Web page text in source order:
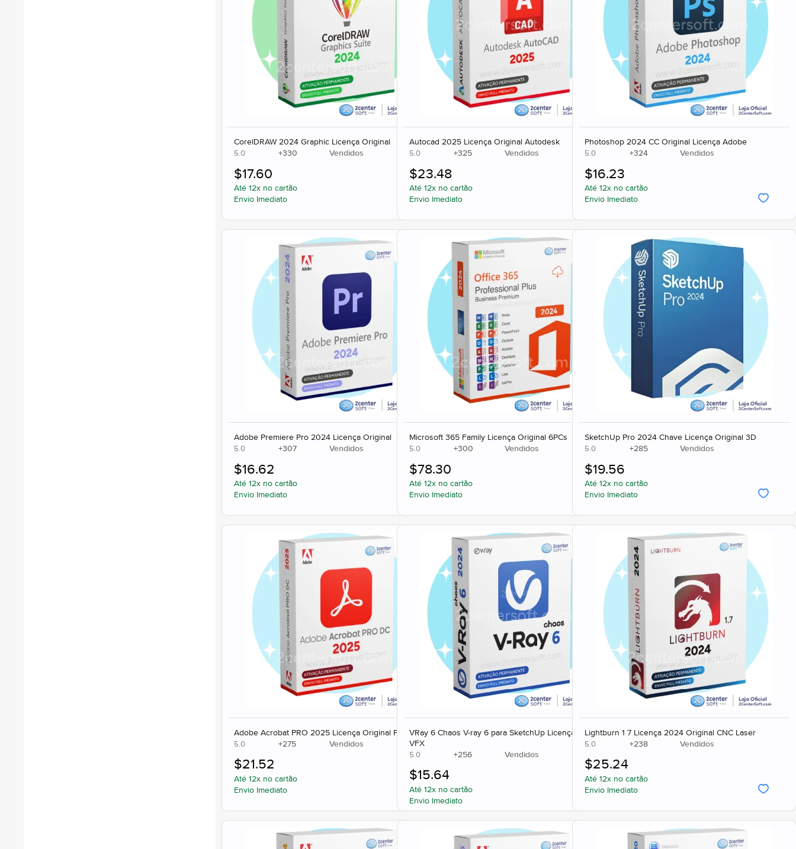
CorelDRAW 2024 Graphic Licença Original
5.0 +330 Vendidos
Até 12x no cartão
Envio Imediato
$17.60
Autocad 2025 Licença Original Autodesk
5.0 +325 Vendidos
Até 12x no cartão
Envio Imediato
$23.48
Photoshop 2024 CC Original Licença Adobe
5.0 +324 Vendidos
Até 12x no cartão
Envio Imediato
$16.23
Adobe Premiere Pro 2024 Licença Original
5.0 +307 Vendidos
Até 12x no cartão
Envio Imediato
$16.62
Microsoft 365 Family Licença Original 6PCs
5.0 +300 Vendidos
Até 12x no cartão
Envio Imediato
$78.30
SketchUp Pro 2024 Chave Licença Original 3D
5.0 +285 Vendidos
Até 12x no cartão
Envio Imediato
$19.56
Adobe Acrobat PRO 2025 Licença Original PDF
5.0 +275 Vendidos
Até 12x no cartão
Envio Imediato
$21.52
VRay 6 Chaos V-ray 6 para SketchUp Licença Original
VFX
5.0 +256 Vendidos
Até 12x no cartão
Envio Imediato
$15.64
Lightburn 1 7 Licença 2024 Original CNC Laser
5.0 +238 Vendidos
Até 12x no cartão
Envio Imediato
$25.24